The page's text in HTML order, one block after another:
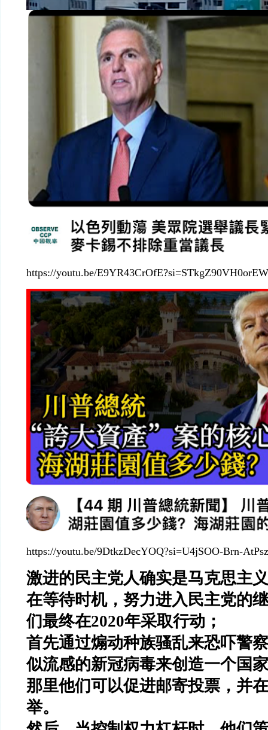
https://youtu.be/
https://youtu.be/9DtkzDecYOQ?si=U4jSOO-Brn-AtPsz
激进的民主党人确实是马克思主
在等待时机，努力进入民主党的
们最终在2020年采取行动；
首先通过煽动种族骚乱来恐吓警
似流感的新冠病毒来创造一个国
那里他们可以促进邮寄投票，并
举。